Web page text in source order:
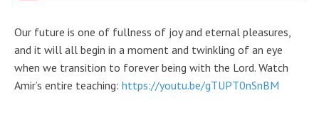
Our future is one of fullness of joy and eternal pleasures,
and it will all begin in a moment and twinkling of an eye
when we transition to forever being with the Lord. Watch
Amir’s entire teaching: https://youtu.be/gTUPT0nSnBM